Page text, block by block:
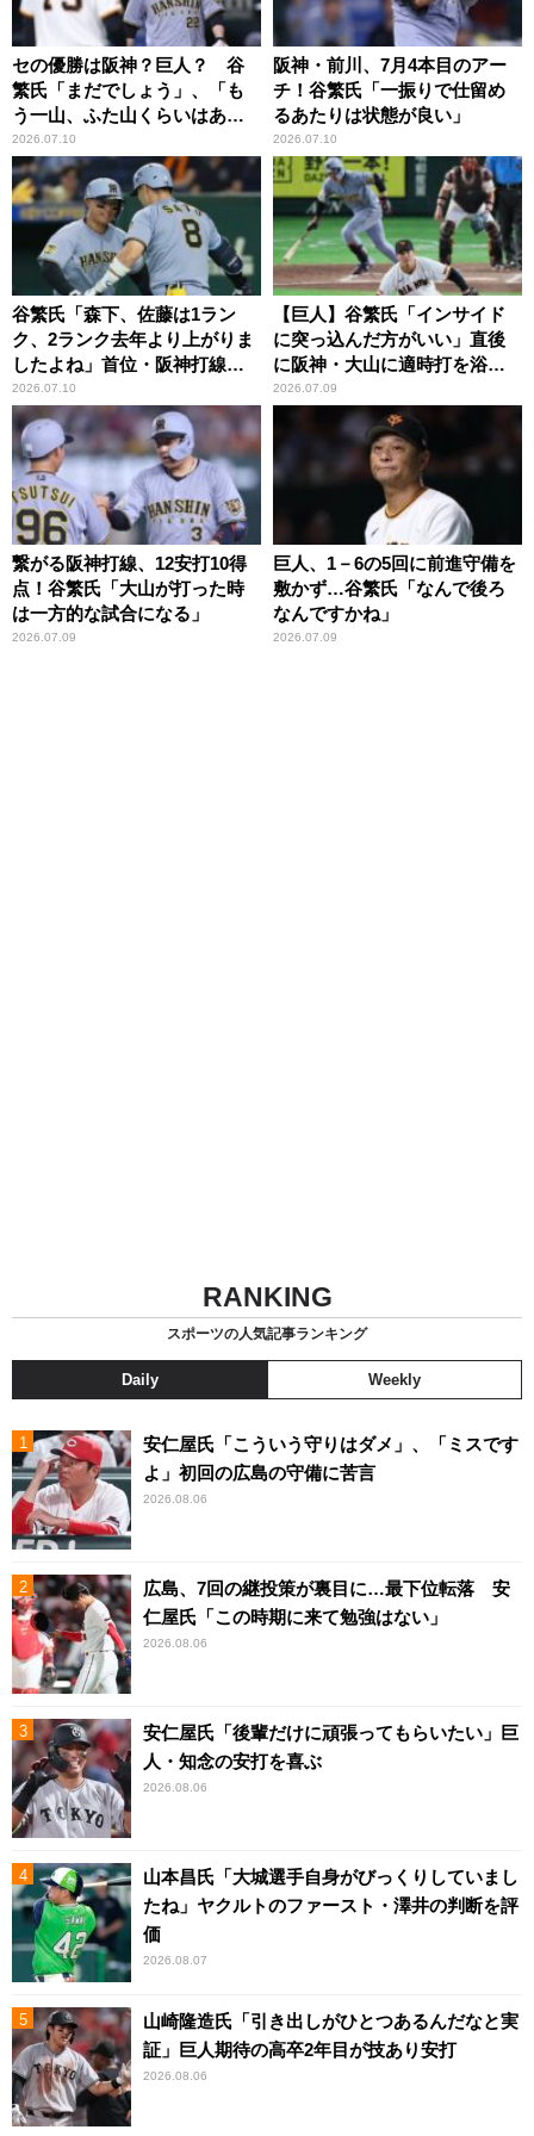
セの優勝は阪神？巨人？ 谷
繁氏「まだでしょう」、「も
う一山、ふた山くらいはあ
る」
2026.07.10
阪神・前川、7月4本目のアー
チ！谷繁氏「一振りで仕留め
るあたりは状態が良い」
2026.07.10
谷繁氏「森下、佐藤は1ラン
ク、2ランク去年より上がりま
したよね」首位・阪神打線を
引っ張る3、4番
2026.07.10
【巨人】谷繁氏「インサイド
に突っ込んだ方がいい」直後
に阪神・大山に適時打を浴び
る
2026.07.09
繋がる阪神打線、12安打10得
点！谷繁氏「大山が打った時
は一方的な試合になる」
2026.07.09
巨人、1－6の5回に前進守備を
敷かず…谷繁氏「なんで後ろ
なんですかね」
2026.07.09
RANKING
スポーツの人気記事ランキング
Daily Weekly
安仁屋氏「こういう守りはダメ」、「ミスです
よ」初回の広島の守備に苦言
2026.08.06
広島、7回の継投策が裏目に…最下位転落 安
仁屋氏「この時期に来て勉強はない」
2026.08.06
安仁屋氏「後輩だけに頑張ってもらいたい」巨
人・知念の安打を喜ぶ
2026.08.06
山本昌氏「大城選手自身がびっくりしていまし
たね」ヤクルトのファースト・澤井の判断を評
価
2026.08.07
山崎隆造氏「引き出しがひとつあるんだなと実
証」巨人期待の高卒2年目が技あり安打
2026.08.06